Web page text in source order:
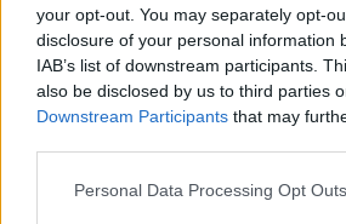
your opt-out. You may separately opt-
disclosure of your personal information
IAB’s list of downstream participants.
also be disclosed by us to third parties
Downstream Participants that may
Personal Data Processing Opt Outs
WhatsApp Stampa